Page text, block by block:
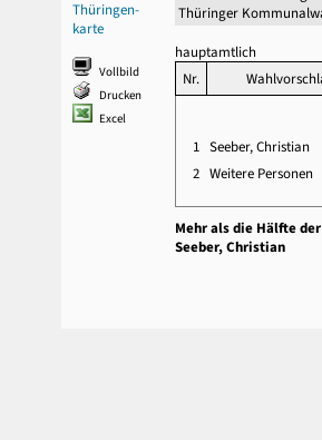
Thüringen-
karte
Vollbild
Drucken
Excel
Thüringer
hauptamtlich
Nr.
1 Seeber, Christian
2 Weitere Personen
Mehr als die Hälfte
Seeber, Christian